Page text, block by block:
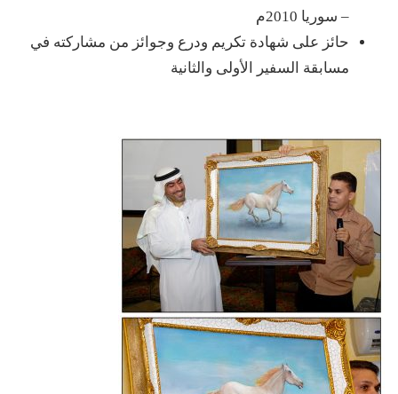
– سوريا 2010م
حائز على شهادة تكريم ودرع وجوائز من مشاركته في
مسابقة السفير الأولى والثانية